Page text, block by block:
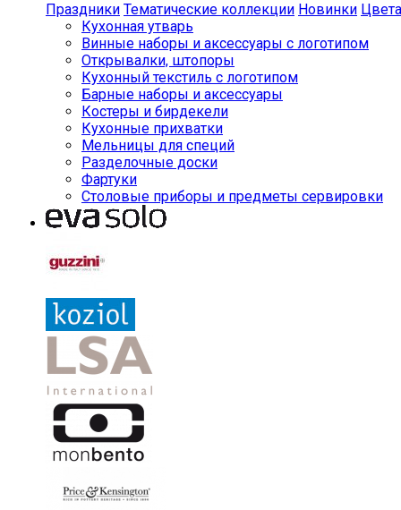
Праздники Тематические коллекции Новинки Цвета
Кухонная утварь
Винные наборы и аксессуары с логотипом
Открывалки, штопоры
Кухонный текстиль с логотипом
Барные наборы и аксессуары
Костеры и бирдекели
Кухонные прихватки
Мельницы для специй
Разделочные доски
Фартуки
Столовые приборы и предметы сервировки